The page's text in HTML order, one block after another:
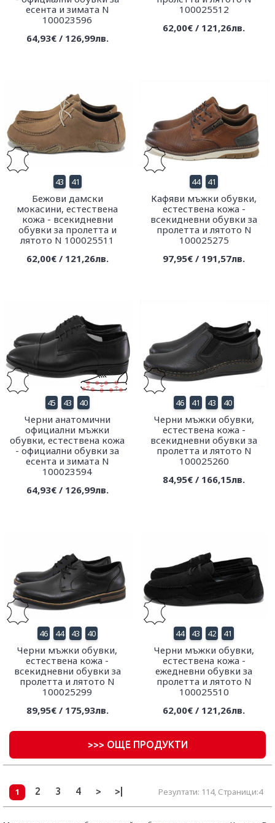
есента и зимата N
100023596
64,93€ / 126,99лв.
100025512
62,00€ / 121,26лв.
43 41
Бежови дамски
мокасини, естествена
кожа - всекидневни
обувки за пролетта и
лятото N 100025511
62,00€ / 121,26лв.
44 41
Кафяви мъжки обувки,
естествена кожа -
всекидневни обувки за
пролетта и лятото N
100025275
97,95€ / 191,57лв.
45 43 40
Черни анатомични
официални мъжки
обувки, естествена кожа
- официални обувки за
есента и зимата N
100023594
64,93€ / 126,99лв.
46 41 43 40
Черни мъжки обувки,
естествена кожа -
всекидневни обувки за
пролетта и лятото N
100025260
84,95€ / 166,15лв.
46 44 43 40
Черни мъжки обувки,
естествена кожа -
всекидневни обувки за
пролетта и лятото N
100025299
89,95€ / 175,93лв.
44 43 42 41
Черни мъжки обувки,
естествена кожа -
ежедневни обувки за
пролетта и лятото N
100025510
62,00€ / 121,26лв.
>>> ОЩЕ ПРОДУКТИ
1 2 3 4 > >| Резултати: 114, Страници:4